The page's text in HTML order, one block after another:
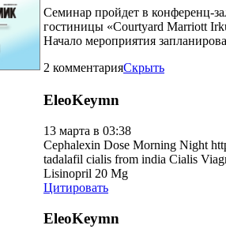
Семинар пройдет в конференц-
гостиницы «Courtyard Marriott
Начало мероприятия
2 комментарияСкрыть
EleoKeymn
13 марта в 03:38
Cephalexin Dose Morning Night
tadalafil cialis from india Cialis
Lisinopril 20 Mg
Цитировать
EleoKeymn